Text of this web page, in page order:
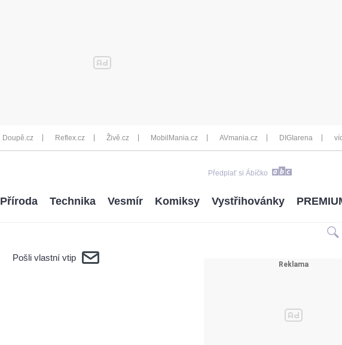
Doupě.cz Reflex.cz Živě.cz MobilMania.cz AVmania.cz DIGIarena
Předplať si Ábíčko
Příroda Technika Vesmír Komiksy Vystřihovánky
Pošli vlastní vtip